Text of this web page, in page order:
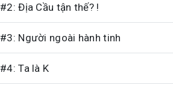
y
#2: Địa Cầu tận thế? !
#3: Người ngoài hành tinh
#4: Ta là K